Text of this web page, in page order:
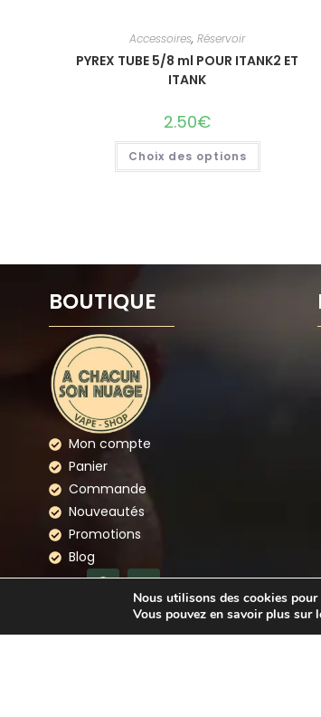
Accessoires, Réservoir
PYREX TUBE 5/8 ml POUR ITANK2 ET
ITANK
2.50€
Choix des options
BOUTIQUE
Mon compte
Panier
Commande
Nouveautés
Promotions
Blog
NOUS CONTACTER
Nous utilisons des cookies
Vous pouvez en savoir plus sur